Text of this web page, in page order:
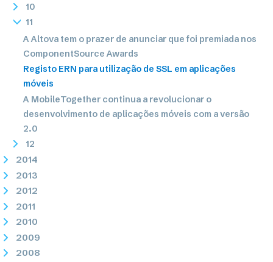
10
11
A Altova tem o prazer de anunciar que foi premiada nos
ComponentSource Awards
Registo ERN para utilização de SSL em aplicações
móveis
A MobileTogether continua a revolucionar o
desenvolvimento de aplicações móveis com a versão
2.0
12
2014
2013
2012
2011
2010
2009
2008